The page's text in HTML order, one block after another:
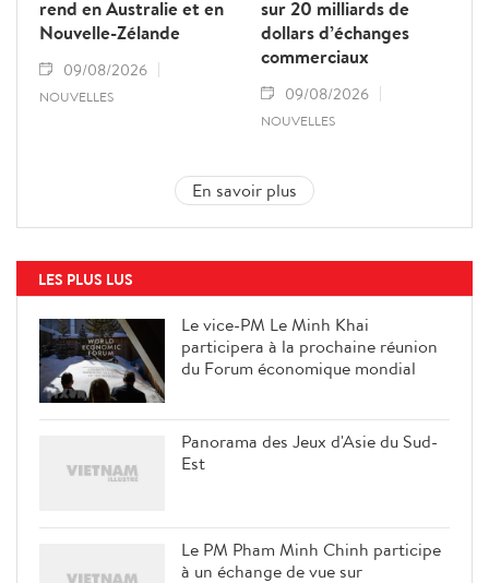
rend en Australie et en
Nouvelle-Zélande
09/08/2026
NOUVELLES
sur 20 milliards de
dollars d’échanges
commerciaux
09/08/2026
NOUVELLES
En savoir plus
LES PLUS LUS
Le vice-PM Le Minh Khai
participera à la prochaine réunion
du Forum économique mondial
Panorama des Jeux d'Asie du Sud-
Est
Le PM Pham Minh Chinh participe
à un échange de vue sur